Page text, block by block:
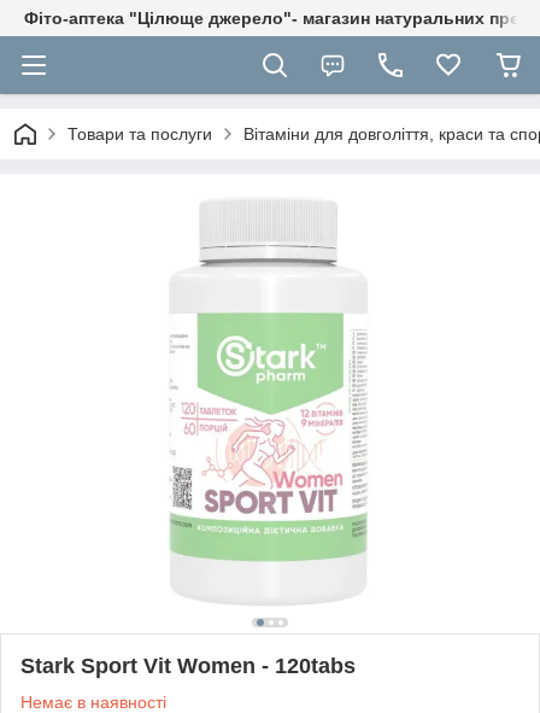
Фіто-аптека "Цілюще джерело"- магазин натуральних
Товари та послуги Вітаміни для довголіття, краси та
Stark Sport Vit Women - 120tabs
Немає в наявності